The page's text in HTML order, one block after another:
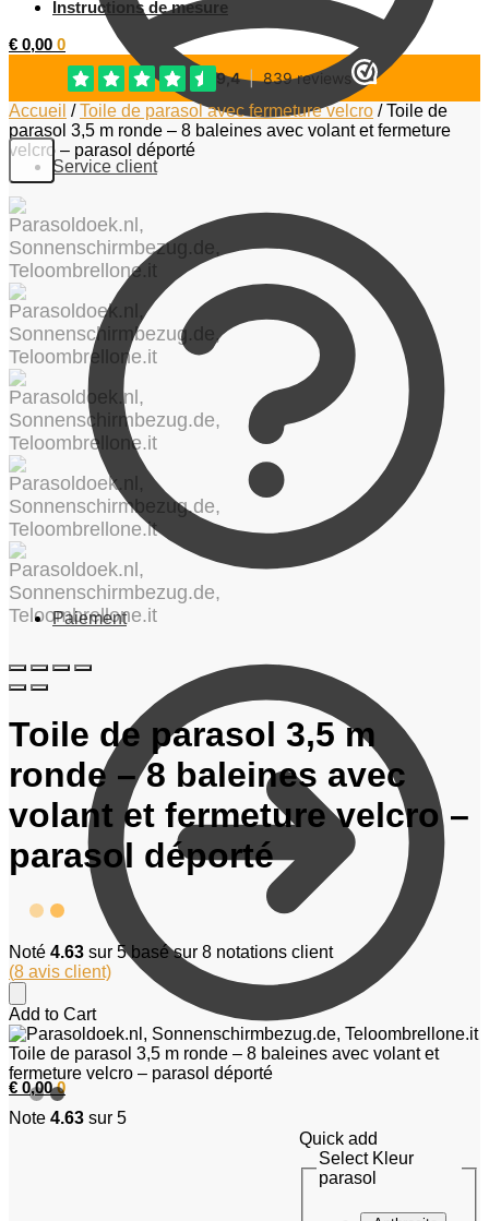
Service client
Paiement
€ 0,00 0
Instructions de mesure
€ 0,00 0
Accueil /Toile de parasol avec fermeture velcro /Toile de
parasol 3,5 m ronde – 8 baleines avec volant et fermeture
velcro – parasol déporté
Toile de parasol 3,5 m
ronde – 8 baleines avec
volant et fermeture velcro –
parasol déporté
Noté 4.63 sur 5 basé sur 8 notations client
(8 avis client)
Add to Cart
Toile de parasol 3,5 m ronde – 8 baleines avec volant et
fermeture velcro – parasol déporté
Note 4.63 sur 5
Quick add
Select Kleur
parasol